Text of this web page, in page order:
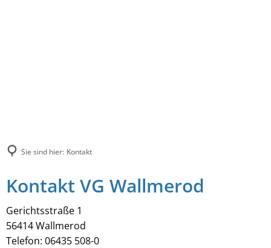
Sie sind hier: Kontakt
Kontakt VG Wallmerod
Gerichtsstraße 1
56414 Wallmerod
Telefon: 06435 508-0